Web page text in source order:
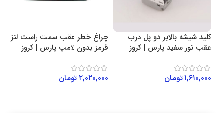
کلید شیشه بالابر دو پل درب
عقب نور سفید پارس | کروز
۱,۶۱۰,۰۰۰تومان
چراغ خطر عقب سمت راست لنز
قرمز بدون لامپ پارس | کروز
۲,۰۲۰,۰۰۰تومان